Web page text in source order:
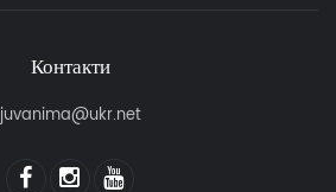
Контакти
juvanima@ukr.net